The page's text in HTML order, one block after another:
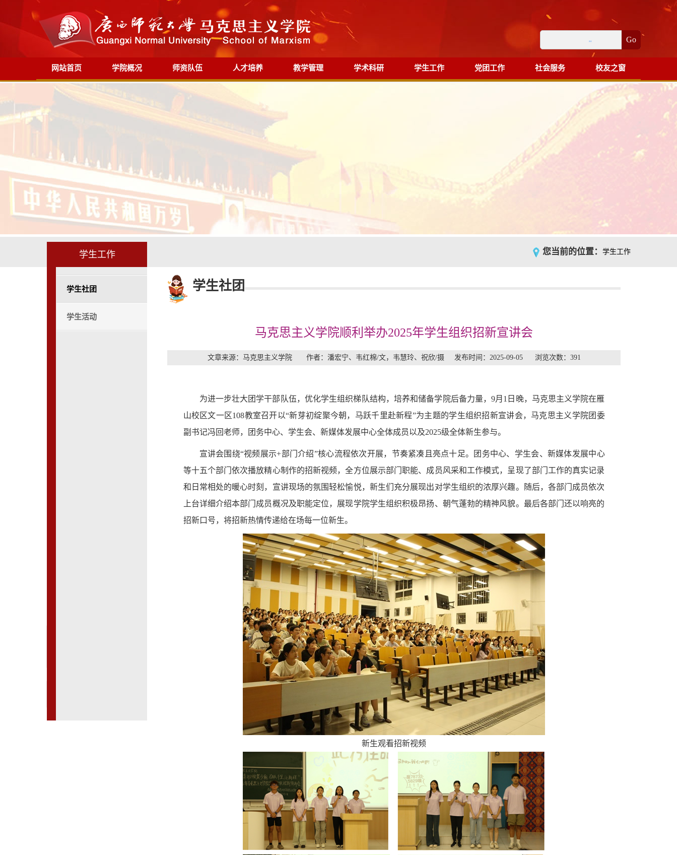
Go
网站首页 学院概况 师资队伍 人才培养 教学管理 学术科研 学生工作 党团工作 社会服务 校友之窗
学生工作 您当前的位置： 学生工作
学生社团
学生活动
学生社团
马克思主义学院顺利举办2025年学生组织招新宣讲会
文章来源：马克思主义学院 作者：潘宏宁、韦红棉/文，韦慧玲、祝欣/摄 发布时间：2025-09-05 浏览次数： 391
为进一步壮大团学干部队伍，优化学生组织梯队结构，培养和储备学院后备力量，9月1日晚，马克思主义学院在雁
山校区文一区108教室召开以“新芽初绽聚今朝，马跃千里赴新程”为主题的学生组织招新宣讲会，马克思主义学院团委
副书记冯回老师，团务中心、学生会、新媒体发展中心全体成员以及2025级全体新生参与。
宣讲会围绕“视频展示+部门介绍”核心流程依次开展，节奏紧凑且亮点十足。团务中心、学生会、新媒体发展中心
等十五个部门依次播放精心制作的招新视频，全方位展示部门职能、成员风采和工作模式，呈现了部门工作的真实记录
和日常相处的暖心时刻，宣讲现场的氛围轻松愉悦，新生们充分展现出对学生组织的浓厚兴趣。随后，各部门成员依次
上台详细介绍本部门成员概况及职能定位，展现学院学生组织积极昂扬、朝气蓬勃的精神风貌。最后各部门还以响亮的
招新口号，将招新热情传递给在场每一位新生。
新生观看招新视频